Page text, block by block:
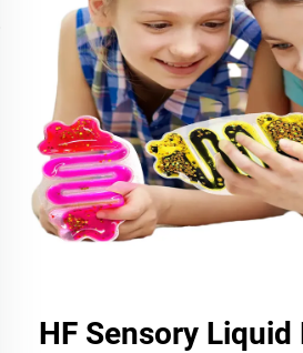
HF Sensory Liquid